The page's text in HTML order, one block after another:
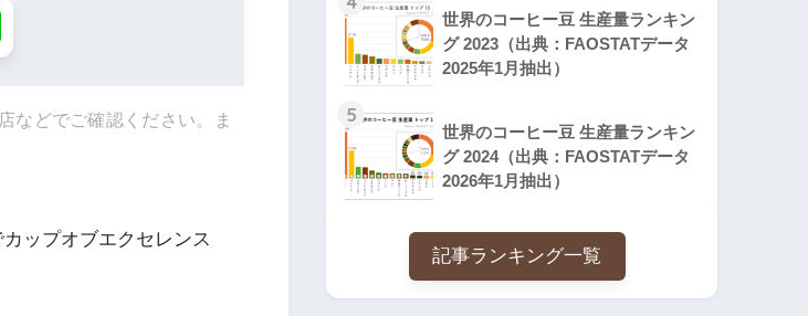
などでご確認ください。ま
ップオブエクセレンス
世界のコーヒー豆 生産量ランキン
グ 2023（出典：FAOSTATデータ
2025年1月抽出）
5
世界のコーヒー豆 生産量ランキン
グ 2024（出典：FAOSTATデータ
2026年1月抽出）
記事ランキング一覧